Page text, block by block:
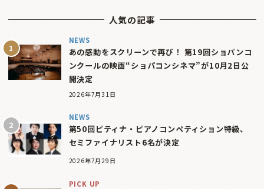
人気の記事
NEWS
あの感動をスクリーンで再び！ 第19回ショパンコ
ンクールの映画“ショパコンシネマ”が10月2日公
開決定
2026年7月31日
NEWS
第50回ピティナ・ピアノコンペティション特級、
セミファイナリスト6名が決定
2026年7月29日
PICK UP